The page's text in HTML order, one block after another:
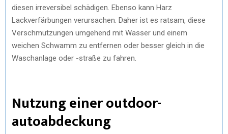
diesen irreversibel schädigen. Ebenso kann Harz
Lackverfärbungen verursachen. Daher ist es ratsam, diese
Verschmutzungen umgehend mit Wasser und einem
weichen Schwamm zu entfernen oder besser gleich in die
Waschanlage oder -straße zu fahren.
Nutzung einer outdoor-
autoabdeckung